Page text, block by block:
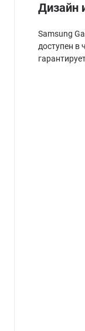
Дизайн
Samsung
доступен в